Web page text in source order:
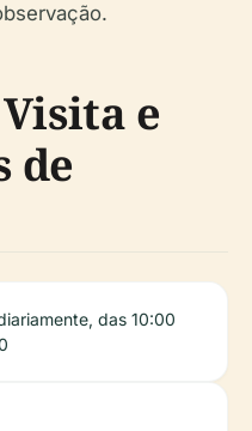
e
de
das 10:00